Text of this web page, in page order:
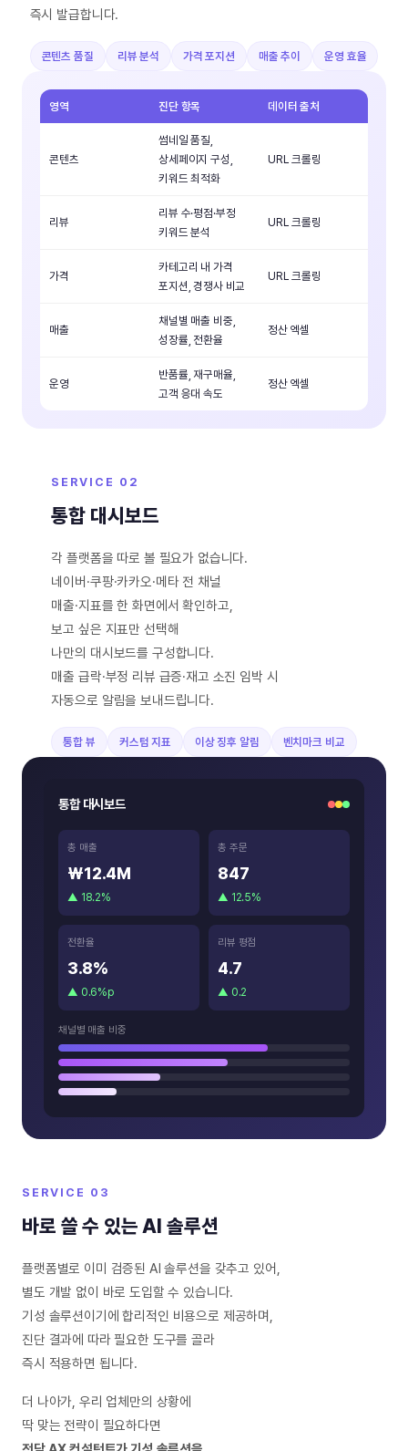
즉시 발급합니다.
콘텐츠 품질 리뷰 분석 가격 포지션 매출 추이 운영 효율
영역 진단 항목 데이터 출처
콘텐츠
썸네일 품질,
상세페이지 구성,
키워드 최적화
URL 크롤링
리뷰
리뷰 수·평점·부정
키워드 분석
URL 크롤링
가격
카테고리 내 가격
포지션, 경쟁사 비교
URL 크롤링
매출
채널별 매출 비중,
성장률, 전환율
정산 엑셀
운영
반품률, 재구매율,
고객 응대 속도
정산 엑셀
SERVICE 02
통합 대시보드
각 플랫폼을 따로 볼 필요가 없습니다.
네이버·쿠팡·카카오·메타 전 채널
매출·지표를 한 화면에서 확인하고,
보고 싶은 지표만 선택해
나만의 대시보드를 구성합니다.
매출 급락·부정 리뷰 급증·재고 소진 임박 시
자동으로 알림을 보내드립니다.
통합 뷰 커스텀 지표 이상 징후 알림 벤치마크 비교
통합 대시보드
총 매출
₩12.4M
▲ 18.2%
총 주문
847
▲ 12.5%
전환율
3.8%
▲ 0.6%p
리뷰 평점
4.7
▲ 0.2
채널별 매출 비중
SERVICE 03
바로 쓸 수 있는 AI 솔루션
플랫폼별로 이미 검증된 AI 솔루션을 갖추고 있어,
별도 개발 없이 바로 도입할 수 있습니다.
기성 솔루션이기에 합리적인 비용으로 제공하며,
진단 결과에 따라 필요한 도구를 골라
즉시 적용하면 됩니다.
더 나아가, 우리 업체만의 상황에
딱 맞는 전략이 필요하다면